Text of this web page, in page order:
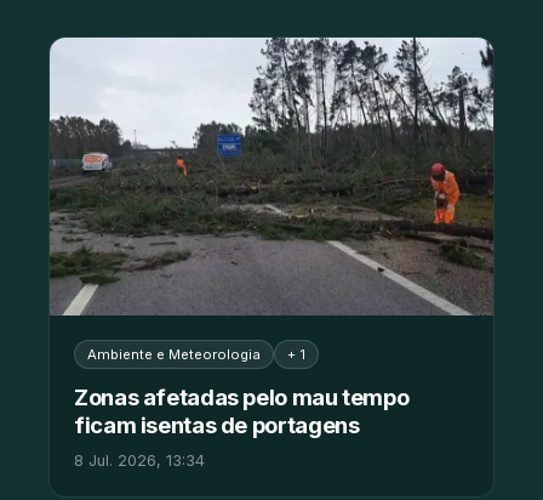
Ambiente e Meteorologia + 1
Zonas afetadas pelo mau tempo
ficam isentas de portagens
8 Jul. 2026, 13:34